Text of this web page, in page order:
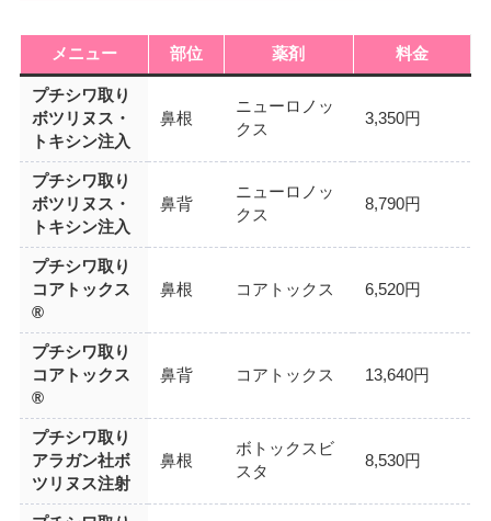
メニュー 部位 薬剤 料金
プチシワ取り
ボツリヌス・
トキシン注入
鼻根
ニューロノッ
クス
3,350円
プチシワ取り
ボツリヌス・
トキシン注入
鼻背
ニューロノッ
クス
8,790円
プチシワ取り
コアトックス
®
鼻根 コアトックス 6,520円
プチシワ取り
コアトックス
®
鼻背 コアトックス 13,640円
プチシワ取り
アラガン社ボ
ツリヌス注射
鼻根
ボトックスビ
スタ
8,530円